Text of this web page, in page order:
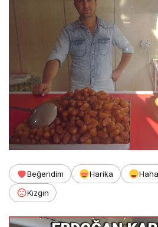
Beğendim Harika Haha
Kızgın